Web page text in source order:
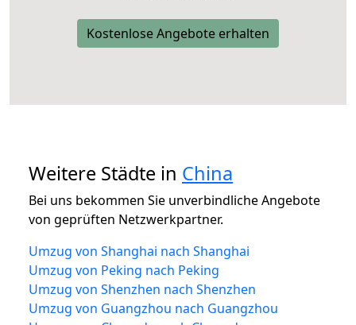
Kostenlose Angebote erhalten
Weitere Städte in China
Bei uns bekommen Sie unverbindliche Angebote
von geprüften Netzwerkpartner.
Umzug von Shanghai nach Shanghai
Umzug von Peking nach Peking
Umzug von Shenzhen nach Shenzhen
Umzug von Guangzhou nach Guangzhou